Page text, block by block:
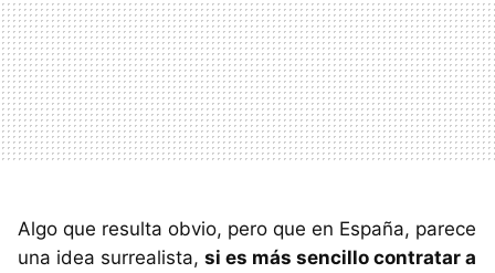
Algo que resulta obvio, pero que en España, parece
una idea surrealista, si es más sencillo contratar a